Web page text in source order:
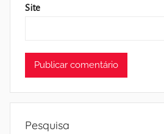
Site
Pesquisa